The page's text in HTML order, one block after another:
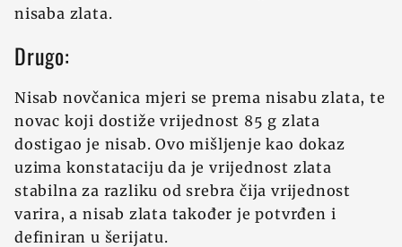
nisaba zlata.
Drugo:
Nisab novčanica mjeri se prema nisabu zlata, te
novac koji dostiž‍e vrijednost 85 g zlata
dostigao je nisab. Ovo mišljenje kao dokaz
uzima konstataciju da je vrijednost zlata
stabilna za razliku od srebra čija vrijednost
varira, a nisab zlata također je potvrđen i
definiran u šerijatu.